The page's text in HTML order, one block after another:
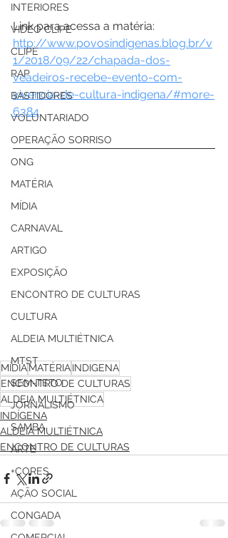
INTERIORES
VIDEO CLIPE
CLIPE
RAP
BASTIDORES
VOLUNTARIADO
OPERAÇÃO SORRISO
ONG
MATÉRIA
MÍDIA
CARNAVAL
ARTIGO
EXPOSIÇÃO
ENCONTRO DE CULTURAS
CULTURA
ALDEIA MULTIÉTNICA
MTST
SEM-TETO
JORNALISMO
SAMBA
ARTE
+CORES
AÇÃO SOCIAL
CONGADA
Link para acessa a matéria:
http://www.povosindigenas.blog.br/v
1/2018/09/22/chapada-dos-
veadeiros-recebe-evento-com-
vivencia-de-cultura-indigena/#more-
6384
MÍDIAMATÉRIAINDIGENA
ENCONTRO DE CULTURAS
ALDEIA MULTIÉTNICA
INDÍGENA
ALDEIA MULTIÉTNICA
ENCONTRO DE CULTURAS